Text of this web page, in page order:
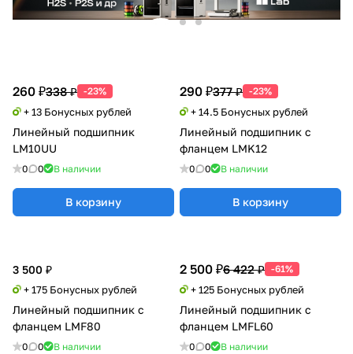
260 ₽338 ₽ -23%
+ 13 Бонусных рублей
Линейный подшипник
LM10UU
0 0 В наличии
В корзину
290 ₽377 ₽ -23%
+ 14.5 Бонусных рублей
Линейный подшипник с
фланцем LMK12
0 0 В наличии
В корзину
3 500 ₽
+ 175 Бонусных рублей
Линейный подшипник с
фланцем LMF80
0 0 В наличии
2 500 ₽6 422 ₽ -61%
+ 125 Бонусных рублей
Линейный подшипник с
фланцем LMFL60
0 0 В наличии